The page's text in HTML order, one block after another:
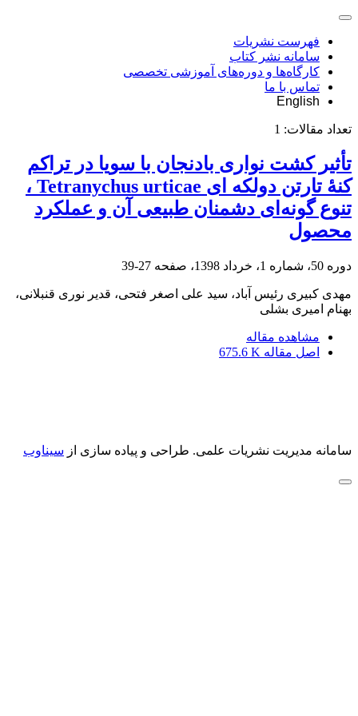
فهرست نشریات
سامانه نشر کتاب
کارگاه‌ها و دوره‌های آموزشی تخصصی
تماس با ما
English
تعداد مقالات: 1
تأثیر کشت نواری بادنجان با سویا در تراکم
کنۀ تارتن دولکه‏ ای Tetranychus urticae ،
تنوع گونه‌ای دشمنان طبیعی آن و عملکرد
محصول
دوره 50، شماره 1، خرداد 1398، صفحه 27-39
مهدی کبیری رئیس آباد، سید علی اصغر فتحی، قدیر نوری قنبلانی،
بهنام امیری بشلی
مشاهده مقاله
اصل مقاله 675.6 K
سامانه مدیریت نشریات علمی. طراحی و پیاده سازی از سیناوب